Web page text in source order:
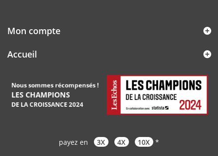
Mon compte
Accueil
payez en 3X 4X 10X *